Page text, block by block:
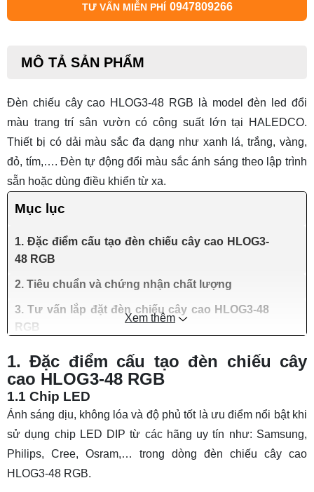
TƯ VẤN MIỄN PHÍ 0947809266
MÔ TẢ SẢN PHẨM
Đèn chiếu cây cao HLOG3-48 RGB là model đèn led đổi
màu trang trí sân vườn có công suất lớn tại HALEDCO.
Thiết bị có dải màu sắc đa dạng như xanh lá, trắng, vàng,
đỏ, tím,…. Đèn tự động đổi màu sắc ánh sáng theo lập trình
sẵn hoặc dùng điều khiển từ xa.
Mục lục
1. Đặc điểm cấu tạo đèn chiếu cây cao HLOG3-
48 RGB
2. Tiêu chuẩn và chứng nhận chất lượng
3. Tư vấn lắp đặt đèn chiếu cây cao HLOG3-48
RGB
Xem thêm
1. Đặc điểm cấu tạo đèn chiếu cây
cao HLOG3-48 RGB
1.1 Chip LED
Ánh sáng dịu, không lóa và độ phủ tốt là ưu điểm nổi bật khi
sử dụng chip LED DIP từ các hãng uy tín như: Samsung,
Philips, Cree, Osram,… trong dòng đèn chiếu cây cao
HLOG3-48 RGB.